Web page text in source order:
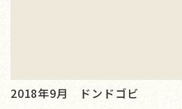
2018年9月 ドンドゴビ